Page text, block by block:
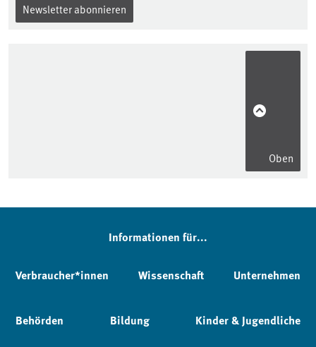
Newsletter abonnieren
Oben
Informationen für...
Verbraucher*innen Wissenschaft Unternehmen
Behörden Bildung Kinder & Jugendliche